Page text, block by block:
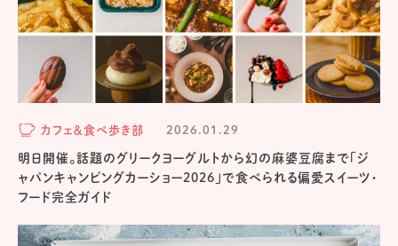
カフェ＆食べ歩き部 2026.01.29
明日開催。話題のグリークヨーグルトから幻の麻婆豆腐まで「ジ
ャパンキャンピングカーショー2026」で食べられる偏愛スイーツ・
フード完全ガイド